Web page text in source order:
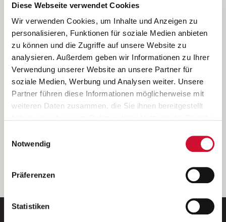
Diese Webseite verwendet Cookies
Wir verwenden Cookies, um Inhalte und Anzeigen zu
personalisieren, Funktionen für soziale Medien anbieten
zu können und die Zugriffe auf unsere Website zu
analysieren. Außerdem geben wir Informationen zu Ihrer
Verwendung unserer Website an unsere Partner für
soziale Medien, Werbung und Analysen weiter. Unsere
Partner führen diese Informationen möglicherweise mit
weiteren Daten zusammen, die Sie ihnen bereitgestellt
Wenn Sie auf „Cookies zulassen“ klicken, so stimmen
Sie der Speicherung sämtlicher Cookies zu. Sie können
Ihre Einwilligung selbstverständlich jederzeit widerrufen,
indem Sie die Cookie-Einstellungen aufrufen und diese
unserer
Notwendig
Präferenzen
Statistiken
Ich bin damit einverstanden, dass meine personenbezogenen Daten
ausschließlich zum Zweck der Durchführung der Kontaktanfrage
verarbeitet, auf IT- Systemen der Garitz Bewirtschaftungsbetriebe
GmbH, Heinrich-von-Kleist-Straße 2, 97688 Bad Kissingen
(Betreiber) gespeichert und an die für das Stellenangebot
verantwortliche Stelle zur Kontaktaufnahme weitergegeben
werden.
Diese Einwilligungserklärung kann ich jederzeit gegenüber dem
Weitere Details können Sie der
entnehmen.